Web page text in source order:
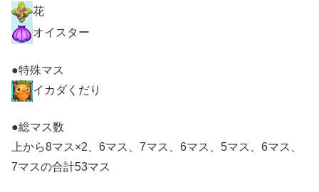
花
オイスター
●特殊マス
イカダくだり
●総マス数
上から8マス×2、6マス、7マス、6マス、5マス、6マス、
7マスの合計53マス